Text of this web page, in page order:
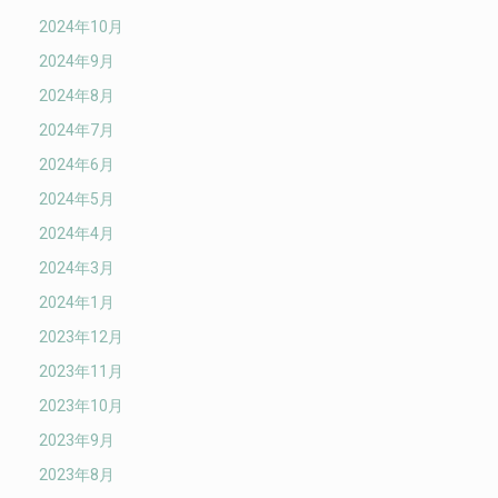
2024年10月
2024年9月
2024年8月
2024年7月
2024年6月
2024年5月
2024年4月
2024年3月
2024年1月
2023年12月
2023年11月
2023年10月
2023年9月
2023年8月